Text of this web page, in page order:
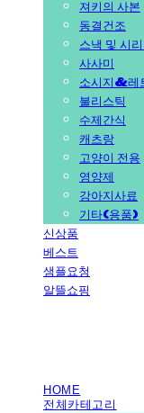
져키의 사본
동결건조
스낵 및 시
사사미
소시지&레
불리스틱
수제간식
캐츠랑
고양이 전용
영양제
강아지사료
기타(용품)
신상품
베스트
샘플요청
알뜰쇼핑
HOME
전체카테고리